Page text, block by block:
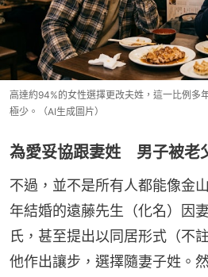
高達約94%的女性選擇更改夫姓，這一比例多
極少。（AI生成圖片）
為愛妥協跟妻姓 男子被老
不過，並不是所有人都能像金
年結婚的遠藤先生（化名）因
氏，甚至提出以同居形式（不
他作出讓步，選擇隨妻子姓。